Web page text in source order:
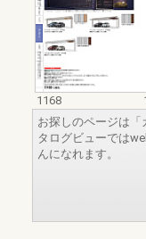
1168
お探しのページは「
タログビューでは
んになれます。